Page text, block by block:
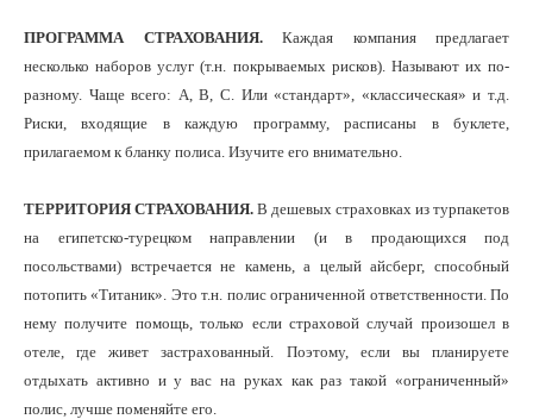
ПРОГРАММА СТРАХОВАНИЯ.Каждая компания предлагает
несколько наборов услуг (т.н. покрываемых рисков). Называют их по-
разному. Чаще всего: А, B, C. Или «стандарт», «классическая» и т.д.
Риски, входящие в каждую программу, расписаны в буклете,
прилагаемом к бланку полиса. Изучите его внимательно.
ТЕРРИТОРИЯ СТРАХОВАНИЯ. В дешевых страховках из турпакетов
на египетско-турецком направлении (и в продающихся под
посольствами) встречается не камень, а целый айсберг, способный
потопить «Титаник». Это т.н. полис ограниченной ответственности. По
нему получите помощь, только если страховой случай произошел в
отеле, где живет застрахованный. Поэтому, если вы планируете
отдыхать активно и у вас на руках как раз такой «ограниченный»
полис, лучше поменяйте его.